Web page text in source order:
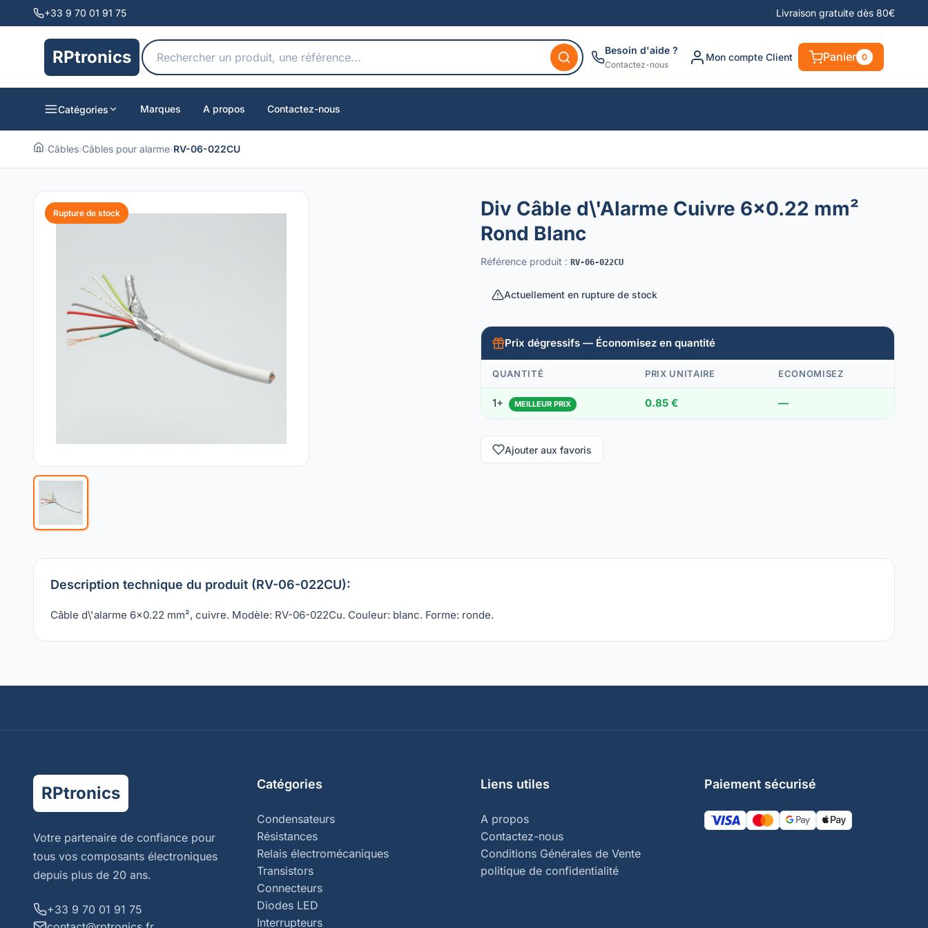
+33 9 70 01 91 75 Livraison gratuite dès 80€
RPtronics Besoin d'aide ?
Contactez-nous
Mon compte Client Panier 0
Catégories Marques A propos Contactez-nous
›Câbles›Câbles pour alarme›RV-06-022CU
Rupture de stock
Div Câble d\'Alarme Cuivre 6x0.22 mm²
Rond Blanc
Référence produit : RV-06-022CU
Actuellement en rupture de stock
Prix dégressifs — Économisez en quantité
QUANTITÉ PRIX UNITAIRE ECONOMISEZ
1+ MEILLEUR PRIX 0.85 € —
Ajouter aux favoris
Description technique du produit (RV-06-022CU):
Câble d\'alarme 6x0.22 mm², cuivre. Modèle: RV-06-022Cu. Couleur: blanc. Forme: ronde.
RPtronics
Votre partenaire de confiance pour
tous vos composants électroniques
depuis plus de 20 ans.
+33 9 70 01 91 75
Catégories
Condensateurs
Résistances
Relais électromécaniques
Transistors
Connecteurs
Diodes LED
Interrupteurs
Liens utiles
A propos
Contactez-nous
Conditions Générales de Vente
politique de confidentialité
Paiement sécurisé